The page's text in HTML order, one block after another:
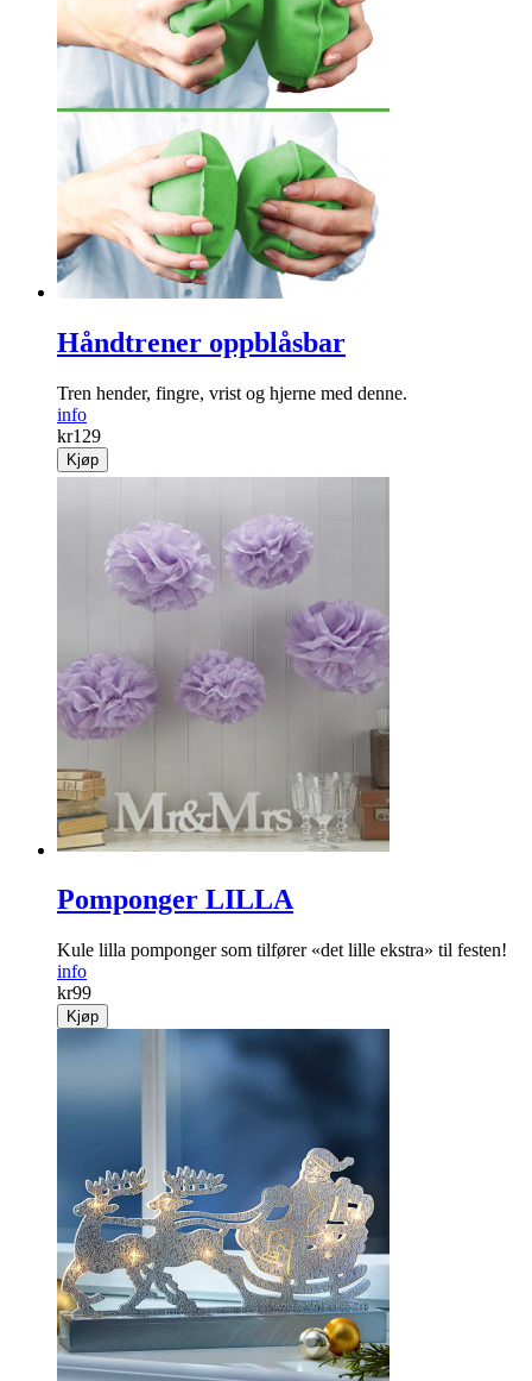
Håndtrener oppblåsbar
Tren hender, fingre, vrist og hjerne med denne.
info
kr129
Kjøp
Pomponger LILLA
Kule lilla pomponger som tilfører «det lille ekstra» til festen!
info
kr99
Kjøp